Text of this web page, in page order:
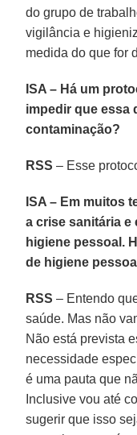
do grupo de
vigilância e
medida do que for
ISA – Há um
impedir que essa
contaminação?
RSS – Esse
ISA – Em muitos
a crise sanitária
higiene pessoal.
de higiene
RSS – Entendo
saúde. Mas não
Não está prevista
necessidade
é uma pauta que
Inclusive vou até
sugerir que isso